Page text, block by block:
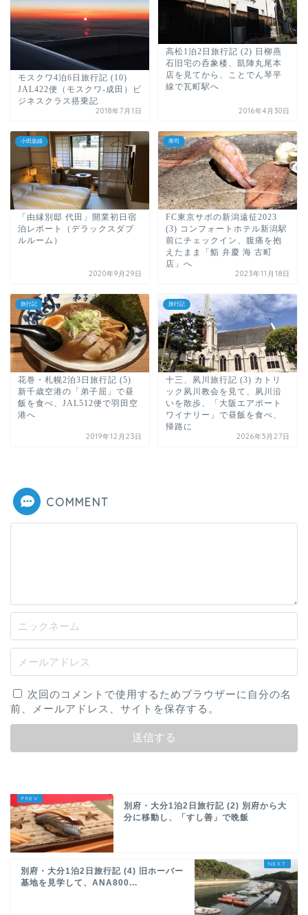
モスクワ4泊6日旅行記 (10)
JAL422便（モスクワ-成田）ビ
ジネスクラス搭乗記
2018年7月1日
高松1泊2日旅行記 (2) 日柳燕
石旧宅の呑象楼、凱陣丸尾本
店を見てから、ことでん琴平
線で瓦町駅へ
2016年4月30日
小田急線
「由縁別邸 代田」開業初日宿
泊レポート（デラックスダブ
ルルーム）
2020年9月29日
寿司
FC東京サポの新潟遠征2023
(3) コンフォートホテル新潟駅
前にチェックイン、腹痛を抱
えたまま「鮨 弁慶 海 古町
店」へ
2023年11月18日
旅行記
花巻・札幌2泊3日旅行記 (5)
新千歳空港の「弟子屈」で昼
飯を食べ、JAL512便で羽田空
港へ
2019年12月23日
旅行記
十三、夙川旅行記 (3) カトリ
ック夙川教会を見て、夙川沿
いを散歩、「大阪エアポート
ワイナリー」で昼飯を食べ、
帰路に
2026年5月27日
COMMENT
次回のコメントで使用するためブラウザーに自分の名
前、メールアドレス、サイトを保存する。
別府・大分1泊2日旅行記 (2) 別府から大
分に移動し、「すし善」で晩飯
別府・大分1泊2日旅行記 (4) 旧ホーバー
基地を見学して、ANA800...